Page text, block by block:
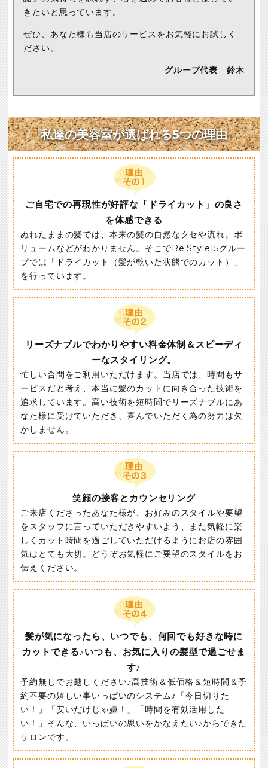
きたいと思っています。
ぜひ、あなた様も当店のサービスをお気軽にお試しく
ださい。
グループ代表 鈴木
私達の美容室が選ばれる5つの理由
ご自宅での再現性が好評な「ドライカット」の良さ
を体感できる
ぬれたままの髪では、本来の髪の自然なクセや流れ。ボ
リュームなどがわかりません。そこでRe:Style15グルー
プでは「ドライカット（髪が乾いた状態でのカット）」
を行っています。
リーズナブルでわかりやすい料金体制＆スピーディ
ーなスタイリング。
忙しい合間をご利用いただけます。当店では、時間もサ
ービスだと考え、本当に髪のカットに向き合った技術を
追求しています。高い技術を短時間でリーズナブルにあ
なた様に受けていただき、喜んでいただく為の努力は欠
かしません。
笑顔の接客とカウンセリング
ご来店くださったあなた様が、お好みのスタイルや要望
をスタッフに言っていただきやすいよう、また気軽に楽
しくカット時間を過ごしていただけるようにお店の雰囲
気はとても大切。どうぞお気軽にご要望のスタイルをお
伝えください。
髪が気になったら、いつでも、何回でも好きな時に
カットできる♪いつも、お気に入りの髪型で過ごせま
す♪
予約無しでお越しください♪高技術＆低価格＆短時間＆予
約不要の嬉しい事いっぱいのシステム♪「今日切りた
い！」「安いだけじゃ嫌！」「時間を有効活用した
い！」そんな、いっぱいの思いをかなえたい♪からできた
サロンです。